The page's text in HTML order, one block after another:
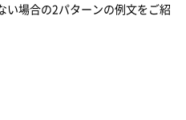
い場合の2パターンの例文をご紹